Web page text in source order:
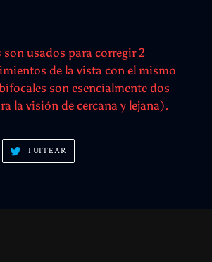
son usados para corregir 2
de la vista con el mismo
son esencialmente dos
la visión de cercana y lejana).
TUITEAR
TWITTER